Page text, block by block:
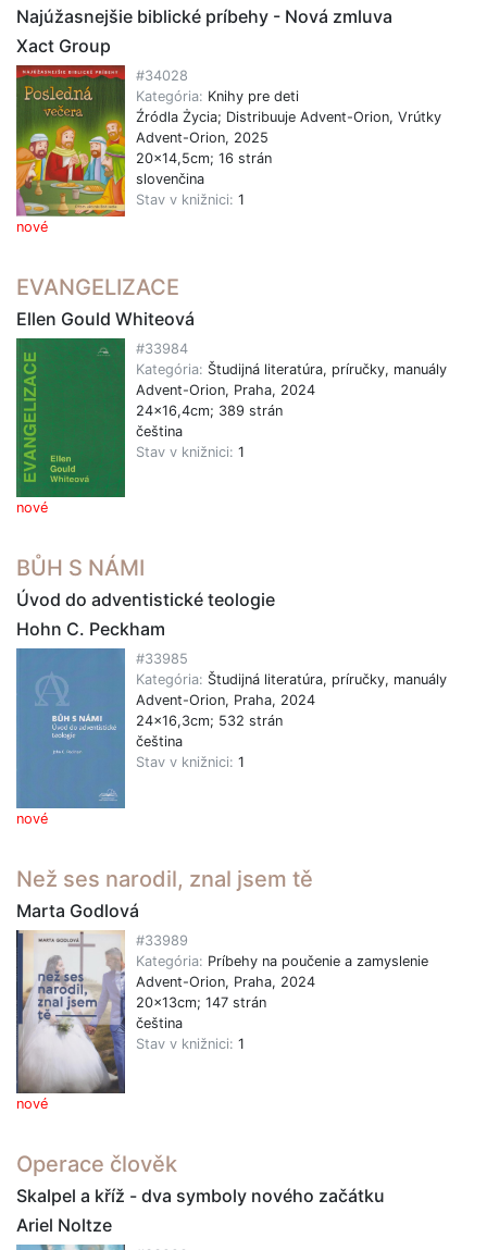
Najúžasnejšie biblické príbehy - Nová zmluva
Xact Group
nové
#34028
Kategória: Knihy pre deti
Źródla Życia; Distribuuje Advent-Orion, Vrútky
Advent-Orion, 2025
20x14,5cm; 16 strán
slovenčina
Stav v knižnici: 1
EVANGELIZACE
Ellen Gould Whiteová
nové
#33984
Kategória: Študijná literatúra, príručky, manuály
Advent-Orion, Praha, 2024
24x16,4cm; 389 strán
čeština
Stav v knižnici: 1
BŮH S NÁMI
Úvod do adventistické teologie
Hohn C. Peckham
nové
#33985
Kategória: Študijná literatúra, príručky, manuály
Advent-Orion, Praha, 2024
24x16,3cm; 532 strán
čeština
Stav v knižnici: 1
Než ses narodil, znal jsem tě
Marta Godlová
nové
#33989
Kategória: Príbehy na poučenie a zamyslenie
Advent-Orion, Praha, 2024
20x13cm; 147 strán
čeština
Stav v knižnici: 1
Operace člověk
Skalpel a kříž - dva symboly nového začátku
Ariel Noltze